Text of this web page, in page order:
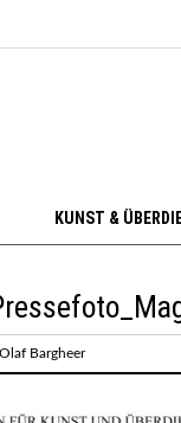
KUNST &
Olaf Bargheer